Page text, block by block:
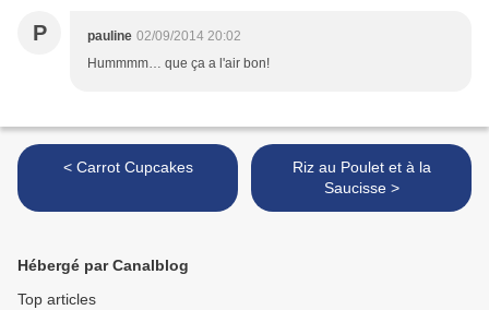
P pauline 02/09/2014 20:02
Hummmm… que ça a l'air bon!
< Carrot Cupcakes
Riz au Poulet et à la
Saucisse >
Hébergé par Canalblog
Top articles